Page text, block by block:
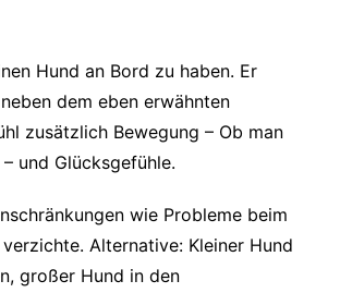
Hund an Bord zu haben. Er
dem eben erwähnten
zusätzlich Bewegung – Ob man
und Glücksgefühle.
wie Probleme beim
Alternative: Kleiner Hund
großer Hund in den